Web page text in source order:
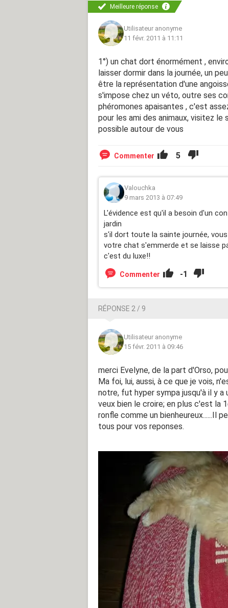
Meilleure réponse
Utilisateur anonyme
11 févr. 2011 à 11:11
1°) un chat dort énormément ,
laisser dormir dans la journée, un
être la représentation d'une
s'impose chez un véto, outre ses
phéromones apaisantes , c'est
pour les ami des animaux, visitez
possible autour de vous
Commenter 5
Valouchka
9 mars 2013 à 07:49
L'évidence est qu'il a besoin d'un
jardin
s'il dort toute la sainte journée,
votre chat s'emmerde et se laisse
c'est du luxe!!
Commenter -1
RÉPONSE 2 / 9
Utilisateur anonyme
15 févr. 2011 à 09:46
merci Evelyne, de la part d'Orso,
Ma foi, lui, aussi, à ce que je vois,
notre, fut hyper sympa jusqu'à il y
veux bien le croire; en plus c'est la
ronfle comme un bienheureux......Il
tous pour vos reponses.